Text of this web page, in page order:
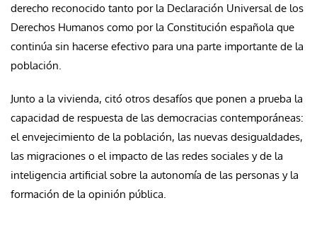
derecho reconocido tanto por la Declaración Universal de los
Derechos Humanos como por la Constitución española que
continúa sin hacerse efectivo para una parte importante de la
población.
Junto a la vivienda, citó otros desafíos que ponen a prueba la
capacidad de respuesta de las democracias contemporáneas:
el envejecimiento de la población, las nuevas desigualdades,
las migraciones o el impacto de las redes sociales y de la
inteligencia artificial sobre la autonomía de las personas y la
formación de la opinión pública.